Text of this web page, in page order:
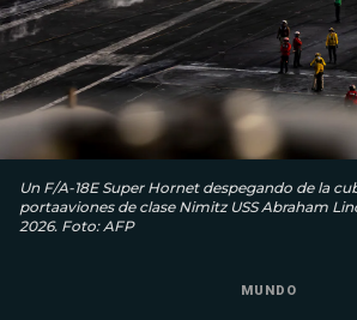
Un F/A-18E Super Hornet despegando de la
portaaviones de clase Nimitz USS Abraham
2026. Foto: AFP
MUNDO